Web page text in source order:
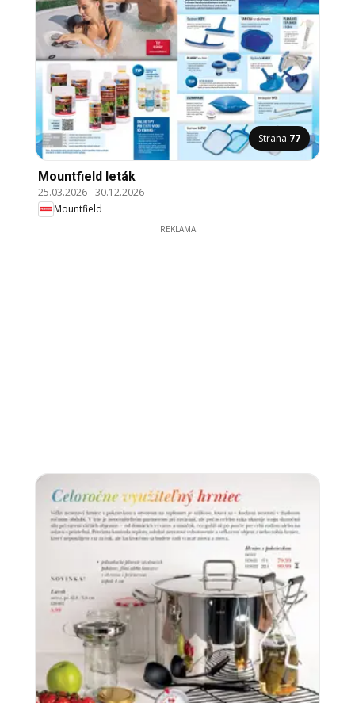
Strana 77
Mountfield leták
25.03.2026-30.12.2026
Mountfield
REKLAMA